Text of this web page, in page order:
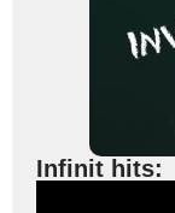
Infinit hits: